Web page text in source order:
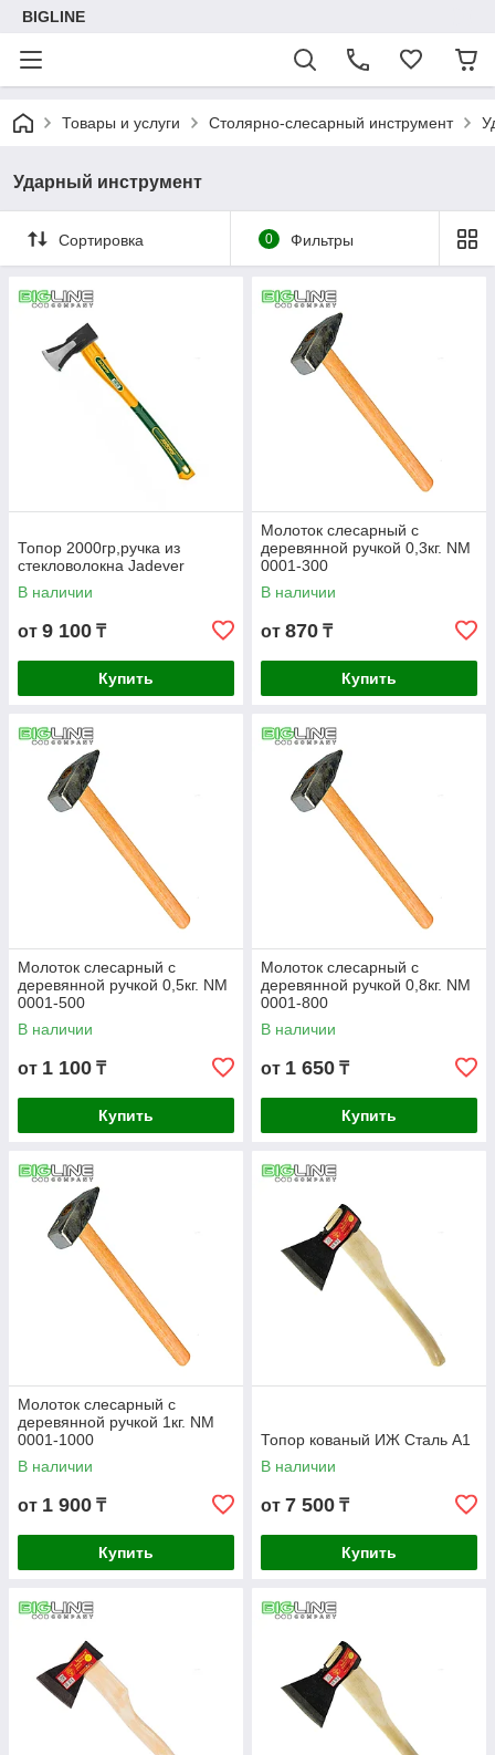
BIGLINE
Товары и услуги Столярно-слесарный инструмент
Ударный инструмент
Сортировка 0 Фильтры
Топор 2000гр,ручка из
стекловолокна Jadever
В наличии
от 9 100 ₸
Купить
Молоток слесарный с
деревянной ручкой 0,3кг. NM
0001-300
В наличии
от 870 ₸
Купить
Молоток слесарный с
деревянной ручкой 0,5кг. NM
0001-500
В наличии
от 1 100 ₸
Купить
Молоток слесарный с
деревянной ручкой 0,8кг. NM
0001-800
В наличии
от 1 650 ₸
Купить
Молоток слесарный с
деревянной ручкой 1кг. NM
0001-1000
В наличии
от 1 900 ₸
Купить
Топор кованый ИЖ Сталь А1
В наличии
от 7 500 ₸
Купить